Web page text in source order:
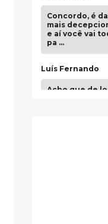
Concordo, é
mais
e aí você vai
pa …
Luís Fernando
Acho que de